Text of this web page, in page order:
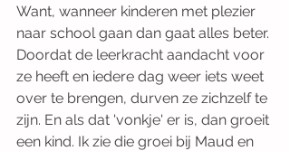
Want, wanneer kinderen met plezier
naar school gaan dan gaat alles beter.
Doordat de leerkracht aandacht voor
ze heeft en iedere dag weer iets weet
over te brengen, durven ze zichzelf te
zijn. En als dat 'vonkje' er is, dan groeit
een kind. Ik zie die groei bij Maud en